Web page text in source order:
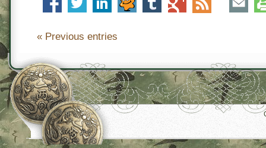
« Previous entries